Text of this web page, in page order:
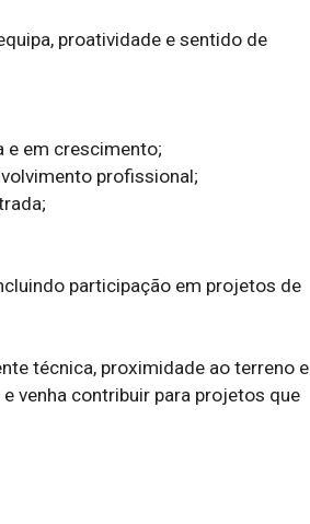
proatividade e sentido de
e em crescimento;
profissional;
participação em projetos de
técnica, proximidade ao terreno e
venha contribuir para projetos que